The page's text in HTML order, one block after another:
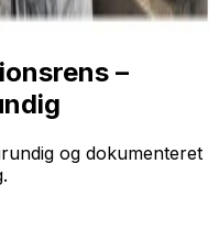
–
og dokumenteret